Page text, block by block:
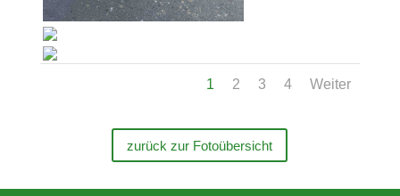
1 2 3 4 Weiter
zurück zur Fotoübersicht